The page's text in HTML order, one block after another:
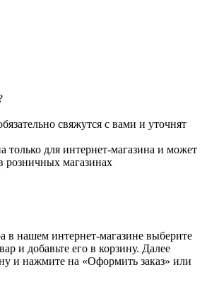
свяжутся с вами и уточнят
только для интернет-магазина и может
розничных магазинах
в нашем интернет-магазине выберите
и добавьте его в корзину. Далее
и нажмите на «Оформить заказ» или